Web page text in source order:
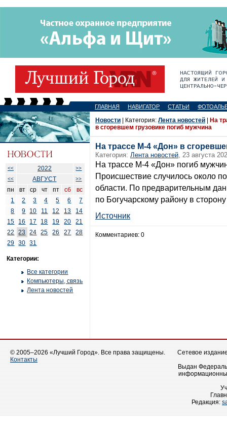
ГЛАВНАЯ НАВИГАТОР СТАТЬИ
<< 2022
>>
<<
АВГУСТ >>
пн вт ср чт пт сб
вс
1
2 3 4 5 6
7
8
9 10 11 12 13
14
15
16 17 18 19 20
21
22
23 24 25 26 27
28
29
30 31
Категории:
Все категории
Компьютеры, связь
Лента новостей
Новости | Категория: Лента новостей
На
в сгоревшем грузовике погиб мужчина
На трассе М-4 «Дон» в
Категория: Лента новостей, 23 августа
На трассе М-4 «Дон» погиб
Происшествие случилось около
области. По предварительным
по Богучарскому району в
Источник
Комментариев: 0
© 2005–2026 «Лучший Город». Все права защищены.
Контакты
Сетевое
Выдан
Редакция: